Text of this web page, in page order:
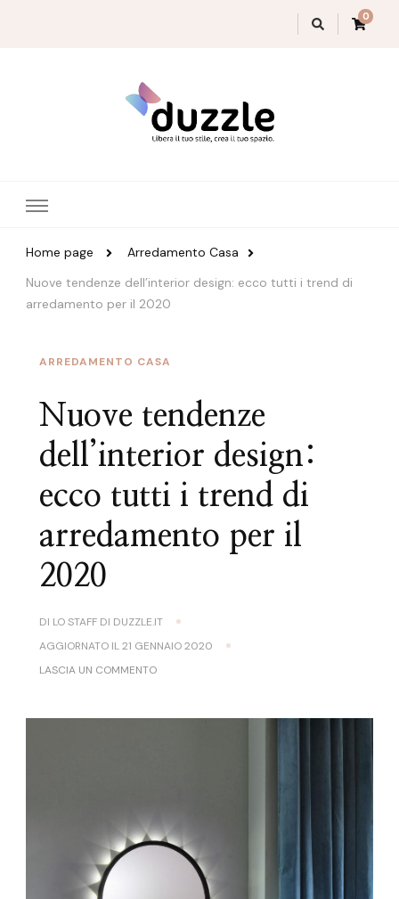
0
Home page
Arredamento Casa
Nuove tendenze dell’interior design: ecco tutti i trend di
arredamento per il 2020
ARREDAMENTO CASA
Nuove tendenze
dell’interior design:
ecco tutti i trend di
arredamento per il
2020
DI LO STAFF DI DUZZLE.IT
AGGIORNATO IL21 GENNAIO 2020
LASCIA UN COMMENTOSU
PER
IL